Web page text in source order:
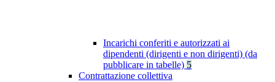
Incarichi conferiti e autorizzati ai
dipendenti (dirigenti e non dirigenti) (da
pubblicare in tabelle) 5
Contrattazione collettiva